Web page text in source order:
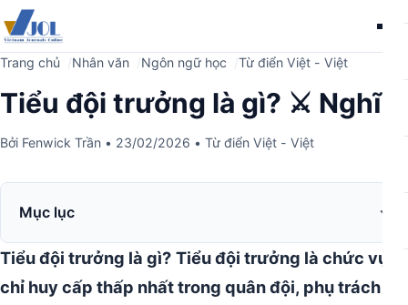
Trang chủ Nhân văn Ngôn ngữ học Từ điển Việt - Việt
Tiểu đội trưởng là gì? ⚔️ Nghĩa
Bởi Fenwick Trần • 23/02/2026 • Từ điển Việt - Việt
Mục lục
Tiểu đội trưởng là gì? Tiểu đội trưởng là chức vụ
chỉ huy cấp thấp nhất trong quân đội, phụ trách